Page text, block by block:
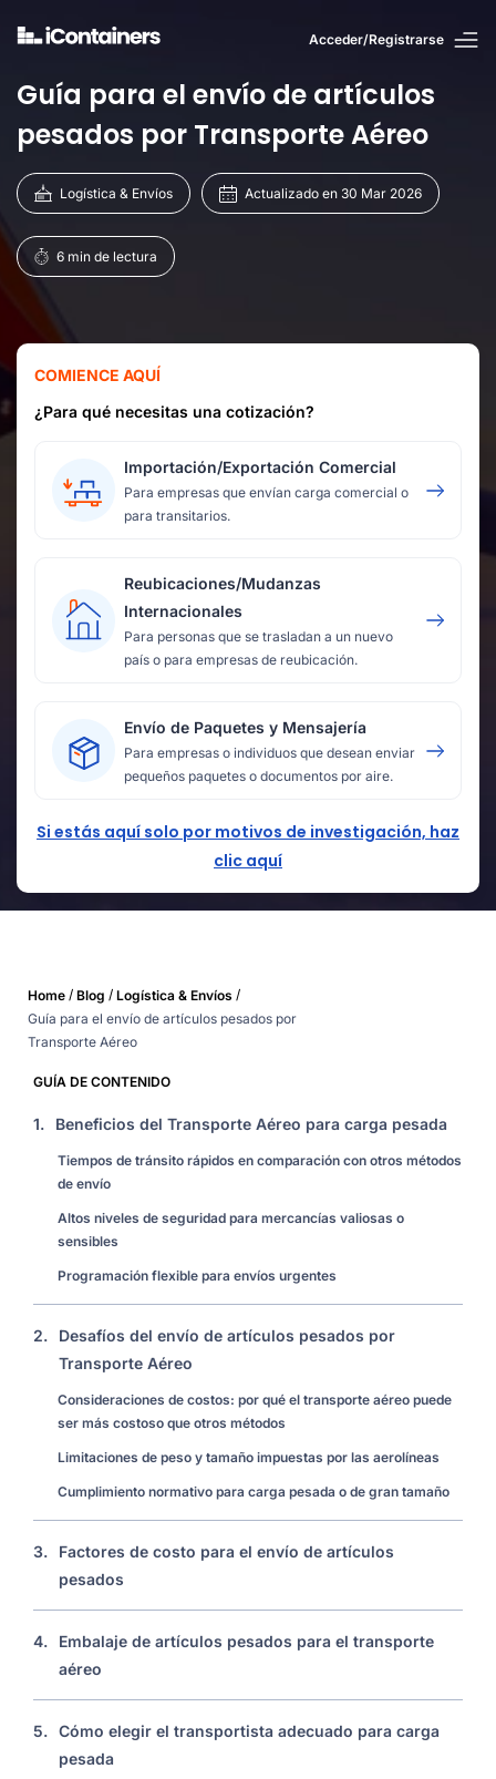
Acceder/Registrarse
Guía para el envío de artículos
pesados por Transporte Aéreo
Logística & Envíos Actualizado en 30 Mar 2026
6 min de lectura
COMIENCE AQUÍ
¿Para qué necesitas una cotización?
Importación/Exportación Comercial
Para empresas que envían carga comercial o
para transitarios.
Reubicaciones/Mudanzas
Internacionales
Para personas que se trasladan a un nuevo
país o para empresas de reubicación.
Envío de Paquetes y Mensajería
Para empresas o individuos que desean enviar
pequeños paquetes o documentos por aire.
Si estás aquí solo por motivos de investigación, haz
clic aquí
Home / Blog / Logística & Envíos /
Guía para el envío de artículos pesados por
Transporte Aéreo
GUÍA DE CONTENIDO
1. Beneficios del Transporte Aéreo para carga pesada
Tiempos de tránsito rápidos en comparación con otros métodos
de envío
Altos niveles de seguridad para mercancías valiosas o
sensibles
Programación flexible para envíos urgentes
2.
Desafíos del envío de artículos pesados por
Transporte Aéreo
Consideraciones de costos: por qué el transporte aéreo puede
ser más costoso que otros métodos
Limitaciones de peso y tamaño impuestas por las aerolíneas
Cumplimiento normativo para carga pesada o de gran tamaño
3.
Factores de costo para el envío de artículos
pesados
4.
Embalaje de artículos pesados ​​para el transporte
aéreo
5. Cómo elegir el transportista adecuado para carga
pesada